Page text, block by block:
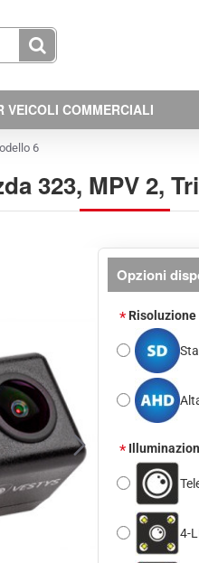
VEICOLI COMMERCIALI
323, MPV 2,
6
Opzioni
4-